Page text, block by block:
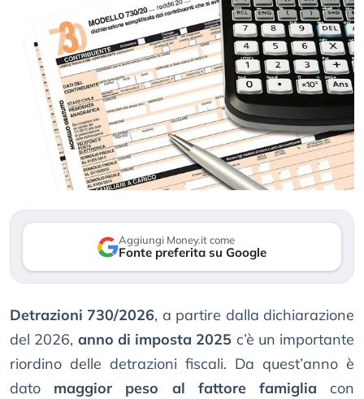
Aggiungi Money.it come
Fonte preferita su Google
Detrazioni 730/2026, a partire dalla dichiarazione
del 2026, anno di imposta 2025 c’è un importante
riordino delle detrazioni fiscali. Da quest’anno è
dato maggior peso al fattore famiglia con